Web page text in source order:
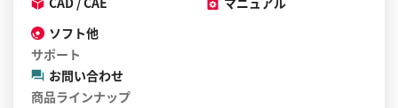
ソフト他
サポート
お問い合わせ
商品ラインナップ